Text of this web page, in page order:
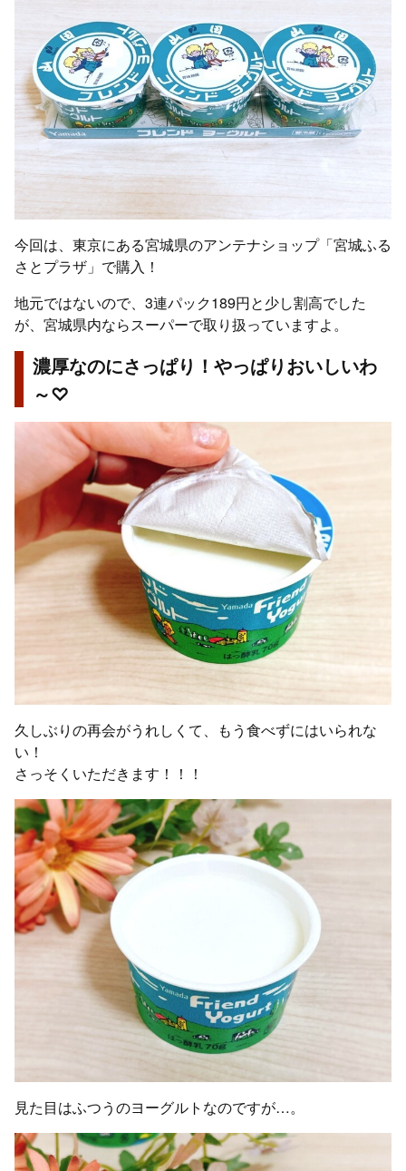
今回は、東京にある宮城県のアンテナショップ「宮城ふる
さとプラザ」で購入！
地元ではないので、3連パック189円と少し割高でした
が、宮城県内ならスーパーで取り扱っていますよ。
濃厚なのにさっぱり！やっぱりおいしいわ
～♡
久しぶりの再会がうれしくて、もう食べずにはいられな
い！
さっそくいただきます！！！
見た目はふつうのヨーグルトなのですが…。